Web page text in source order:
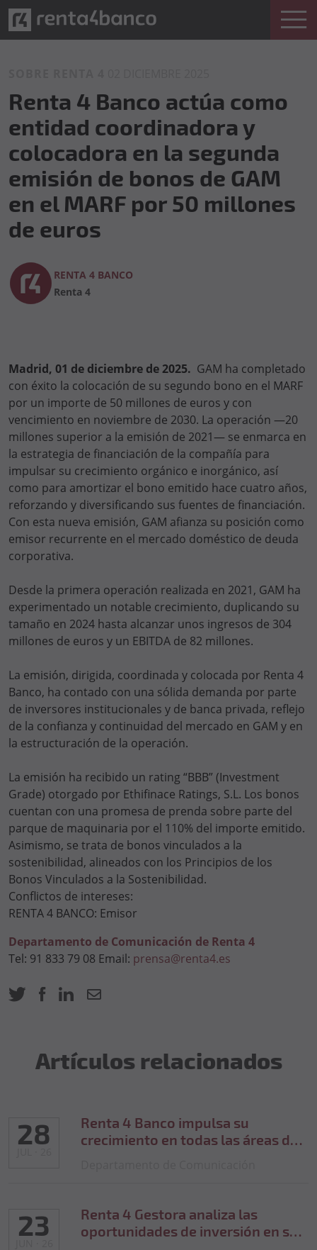
Renta 4 Banco actúa como
entidad coordinadora y
colocadora en la segunda
emisión de bonos de GAM
en el MARF por 50 millones
de euros
RENTA 4 BANCO
Renta 4
Madrid, 01 de diciembre de 2025. GAM ha completado
con éxito la colocación de su segundo bono en el MARF
por un importe de 50 millones de euros y con
vencimiento en noviembre de 2030. La operación —20
millones superior a la emisión de 2021— se enmarca en
la estrategia de financiación de la compañía para
impulsar su crecimiento orgánico e inorgánico, así
como para amortizar el bono emitido hace cuatro años,
reforzando y diversificando sus fuentes de financiación.
Con esta nueva emisión, GAM afianza su posición como
emisor recurrente en el mercado doméstico de deuda
corporativa.
Desde la primera operación realizada en 2021, GAM ha
experimentado un notable crecimiento, duplicando su
tamaño en 2024 hasta alcanzar unos ingresos de 304
millones de euros y un EBITDA de 82 millones.
La emisión, dirigida, coordinada y colocada por Renta 4
Banco, ha contado con una sólida demanda por parte
de inversores institucionales y de banca privada, reflejo
de la confianza y continuidad del mercado en GAM y en
la estructuración de la operación.
La emisión ha recibido un rating “BBB” (Investment
Grade) otorgado por Ethifinace Ratings, S.L. Los bonos
cuentan con una promesa de prenda sobre parte del
parque de maquinaria por el 110% del importe emitido.
Asimismo, se trata de bonos vinculados a la
sostenibilidad, alineados con los Principios de los
Bonos Vinculados a la Sostenibilidad.
Conflictos de intereses:
RENTA 4 BANCO: Emisor
Departamento de Comunicación de Renta 4
Tel: 91 833 79 08 Email: prensa@renta4.es
Artículos relacionados
28
Renta 4 Banco impulsa su
crecimiento en todas las áreas de
23
Renta 4 Gestora analiza las
oportunidades de inversión en su